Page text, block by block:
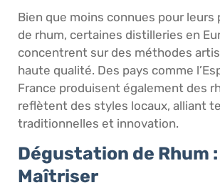
Bien que moins connues pour leurs
de rhum, certaines distilleries en
concentrent sur des méthodes
haute qualité. Des pays comme
France produisent également des
reflètent des styles locaux, alliant
traditionnelles et innovation.
Dégustation de Rhum
Maîtriser